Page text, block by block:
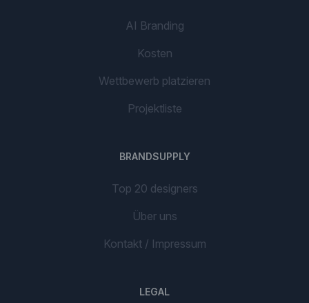
AI Branding
Kosten
Wettbewerb platzieren
Projektliste
BRANDSUPPLY
Top 20 designers
Über uns
Kontakt / Impressum
LEGAL